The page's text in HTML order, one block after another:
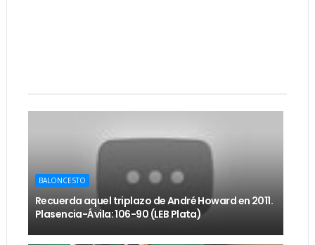
BALONCESTO
Recuerda aquel triplazo de André Howard en 2011.
Plasencia-Ávila: 106-90 (LEB Plata)